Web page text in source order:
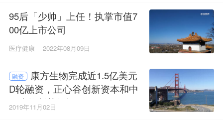
95后「少帅」上任！执掌市值7
00亿上市公司
医疗健康 2022年08月09日
融资
康方生物完成近1.5亿美元
D轮融资，正心谷创新资本和中
国生物制药领投
2019年11月02日